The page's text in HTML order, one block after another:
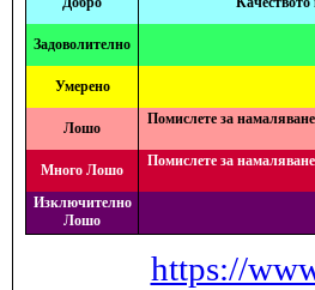
Задоволително
Умерено
Лошо
Помислете за
Много Лошо
Помислете за
Изключително
Лошо
https://